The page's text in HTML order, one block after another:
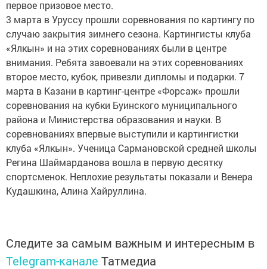
первое призовое место.
3 марта в Уруссу прошли соревнования по картингу по
случаю закрытия зимнего сезона. Картингисты клуба
«Ялкын» и на этих соревнованиях были в центре
внимания. Ребята завоевали на этих соревнованиях
второе место, кубок, привезли дипломы и подарки. 7
марта в Казани в картинг-центре «Форсаж» прошли
соревнования на кубки Буинского муниципального
района и Министерства образования и науки. В
соревнованиях впервые выступили и картингистки
клуба «Ялкын». Ученица Сармановской средней школы
Регина Шаймарданова вошла в первую десятку
спортсменок. Неплохие результаты показали и Венера
Кудашкина, Алина Хайруллина.
Следите за самым важным и интересным в
Telegram-канале Татмедиа